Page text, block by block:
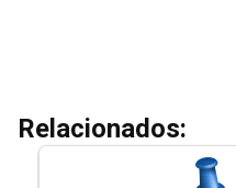
Relacionados: